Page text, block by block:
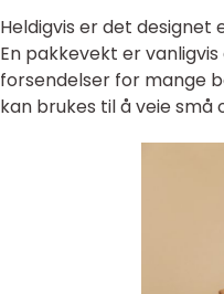
Heldigvis er det
En pakkevekt er
forsendelser for mange
kan brukes til å veie små